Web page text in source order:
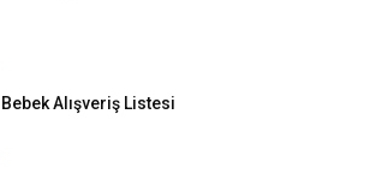
Bebek Alışveriş Listesi